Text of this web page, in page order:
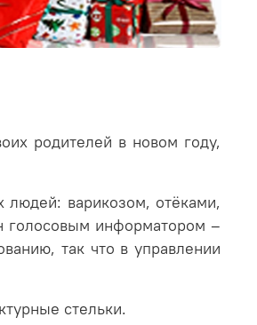
родителей в новом году,
варикозом, отёками,
голосовым информатором –
так что в управлении
стельки.